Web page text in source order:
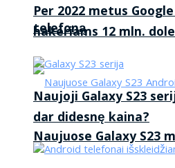
telefoną
Naujuose Galaxy S23
Per 2022 metus
hakeriams 12 mln.
Naujoji Galaxy S23
dar didesnę kaina?